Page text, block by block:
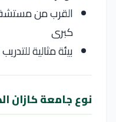
القرب من
كبرى
بيئة مثالية
نوع جامعة كازان